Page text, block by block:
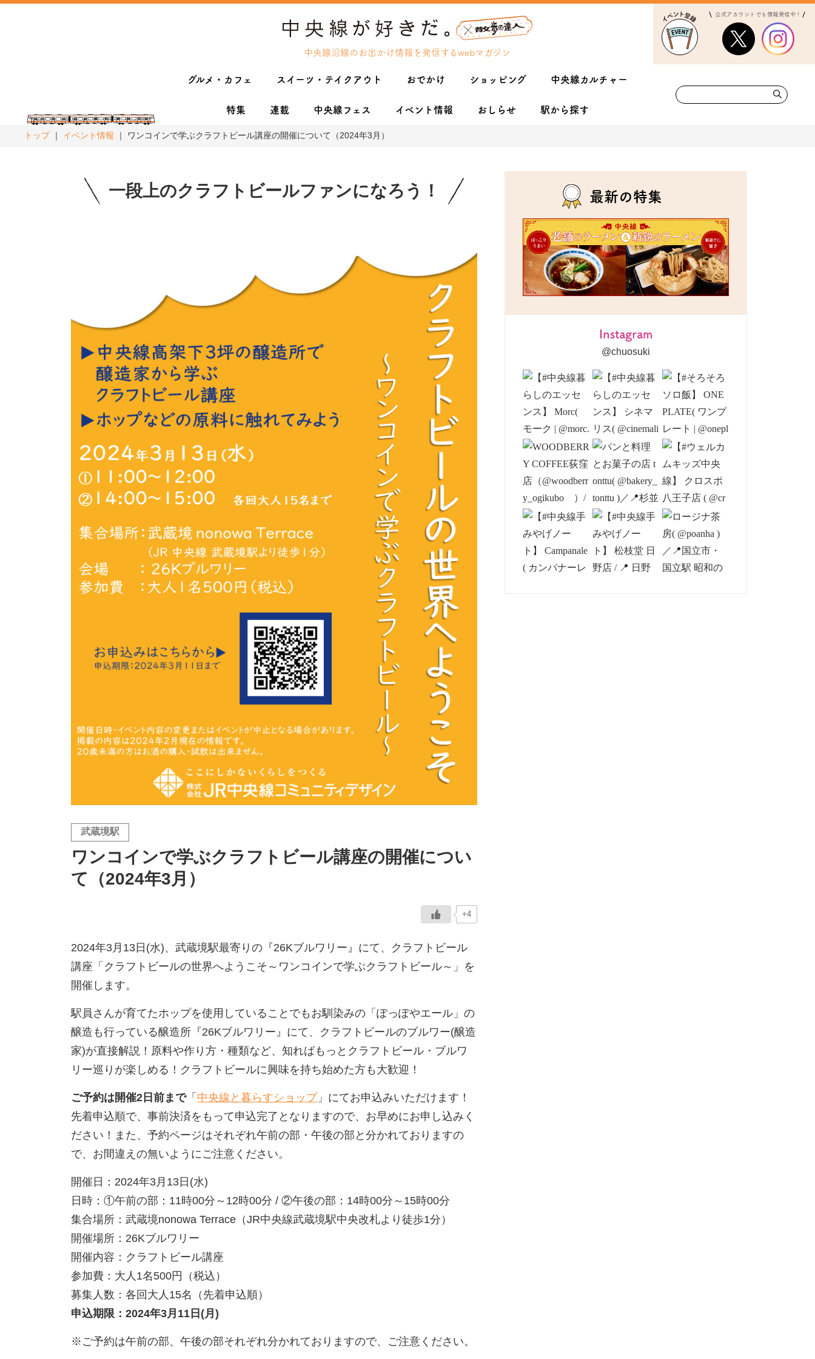
中央線沿線のお出かけ情報を発信するwebマガジン
公式アカウントでも情報発信中！
グルメ・カフェ スイーツ・テイクアウト おでかけ ショッピング 中央線カルチャー
特集 連載 中央線フェス イベント情報 おしらせ 駅から探す
トップ イベント情報 ワンコインで学ぶクラフトビール講座の開催について（2024年3月）
一段上のクラフトビールファンになろう！
武蔵境駅
ワンコインで学ぶクラフトビール講座の開催につい
て（2024年3月）
+4
2024年3月13日(水)、武蔵境駅最寄りの『26Kブルワリー』にて、クラフトビール
講座「クラフトビールの世界へようこそ～ワンコインで学ぶクラフトビール～」を
開催します。
駅員さんが育てたホップを使用していることでもお馴染みの「ぽっぽやエール」の
醸造も行っている醸造所『26Kブルワリー』にて、クラフトビールのブルワー(醸造
家)が直接解説！原料や作り方・種類など、知ればもっとクラフトビール・ブルワ
リー巡りが楽しめる！クラフトビールに興味を持ち始めた方も大歓迎！
ご予約は開催2日前まで「 中央線と暮らすショップ」にてお申込みいただけます！
先着申込順で、事前決済をもって申込完了となりますので、お早めにお申し込みく
ださい！また、予約ページはそれぞれ午前の部・午後の部と分かれておりますの
で、お間違えの無いようにご注意ください。
開催日：2024年3月13日(水)
日時：①午前の部：11時00分～12時00分 / ②午後の部：14時00分～15時00分
集合場所：武蔵境nonowa Terrace（JR中央線武蔵境駅中央改札より徒歩1分）
開催場所：26Kブルワリー
開催内容：クラフトビール講座
参加費：大人1名500円（税込）
募集人数：各回大人15名（先着申込順）
申込期限：2024年3月11日(月)
※ご予約は午前の部、午後の部それぞれ分かれておりますので、ご注意ください。
最新の特集
Instagram
@chuosuki